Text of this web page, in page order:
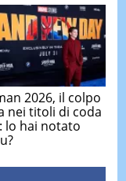
2026, il colpo
nei titoli di coda
lo hai notato